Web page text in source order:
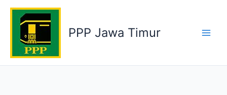
Skip
content
PPP Jawa Timur